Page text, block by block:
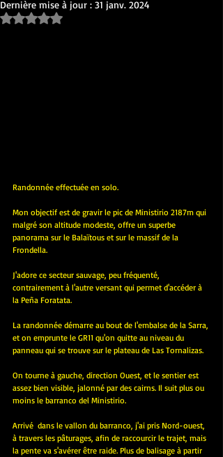
Dernière mise à jour : 31 janv. 2024
Noté NaN étoiles sur 5.
Randonnée effectuée en solo.
Mon objectif est de gravir le pic de Ministirio 2187m qui
malgré son altitude modeste, offre un superbe
panorama sur le Balaïtous et sur le massif de la
Frondella.
J'adore ce secteur sauvage, peu fréquenté,
contrairement à l'autre versant qui permet d'accéder à
la Peña Foratata.
La randonnée démarre au bout de l'embalse de la Sarra,
et on emprunte le GR11 qu'on quitte au niveau du
panneau qui se trouve sur le plateau de Las Tornalizas.
On tourne à gauche, direction Ouest, et le sentier est
assez bien visible, jalonné par des cairns. Il suit plus ou
moins le barranco del Ministirio.
Arrivé  dans le vallon du barranco, j'ai pris Nord-ouest,
à travers les pâturages, afin de raccourcir le trajet, mais
la pente va s'avérer être raide. Plus de balisage à partir